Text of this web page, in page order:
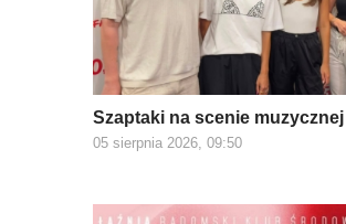
Szaptaki na scenie muzycznej
05 sierpnia 2026, 09:50